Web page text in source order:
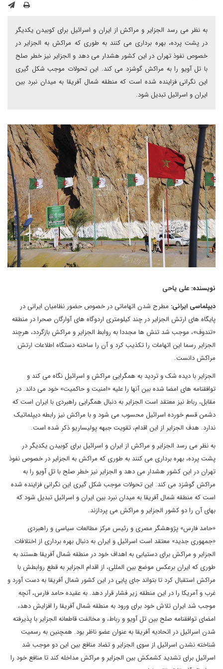
به نظر می رسد الجزایر و مراکش از ایران و اسرائیل برای کوبیدن یکدیگر
در پشت پرده، بهره برداری می کنند به طوری که مراکش به الجزایر در
خصوص نفوذ تهران در این کشور هشدار می دهد و الجزایر نیز خطر صلح
با تل آویو را به مراکش گوشزد می کند. این تحولات موجب شکل گیری
این نگرانی فزاینده شده است که منطقه شمال آفریقا به میدان نبرد بین
ایران و اسرائیل تبدیل شود.
نویسنده: علی یاحی
دیپلماسی ایرانی: مطرح شدن اتهاماتی در خصوص حضور نظامیان ایرانی در
پایگاه های ارتش الجزایر در چند کیلومتری اردوگاه های آوارگان صحرا در منطقه
«تندوف»، موجب شد تنش ها مجددا به روابط الجزایر و مراکش بازگردد، هرچند
الجزایر رسما این اتهامات را تکذیب کرد و آن را ساخته دستگاه اطلاعات ارتش
مراکش دانست.
الجزایر با دیده شک و تردید به همگرایی مراکش و اسرائیل نگاه می کند و
توافقنامه های امضا شده بین آنها را علیه «امنیت و حاکمیت» خود می داند. در
مقابل، رباط نیز معتقد است الجزایر به دنبال همگرایی راهبردی با ایران است که
دشمن قسم خورده اسرائیل محسوب می شود و با مراکش نیز رابطه دیپلماتیک
ندارد. هدف الجزایر از این اقدام، تقویت جبهه پولیساریو ذکر شده است.
به نظر می رسد الجزایر و مراکش از ایران و اسرائیل برای کوبیدن یکدیگر در
پشت پرده، بهره برداری می کنند به طوری که مراکش به الجزایر در خصوص نفوذ
تهران در این کشور هشدار می دهد و الجزایر نیز خطر صلح با تل آویو را به
مراکش گوشزد می کند. این تحولات موجب شکل گیری این نگرانی فزاینده شده
است که منطقه شمال آفریقا به میدان نبرد بین ایران و اسرائیل تبدیل شود که
بهای آن را دو کشور الجزایر و مراکش می پردازند.
«حامد فارس» پژوهشگر مصری و رئیس مرکز مطالعات سیاسی و راهبردی
«جمهوری جدید» معتقد است اسرائیل و ایران به دنبال بهره برداری از اختلافات
الجزایر و مراکش برای دستیابی به اهداف خود در منطقه شمال آفریقا هستند به
طوری که ایران برعکس موضع بین المللی، از اقدام الجزایر به قطع روابطش با
مراکش استقبال کرد تا بتواند جای پایی در این کشور شمال آفریقا به دست آورد و
غرب و آمریکا را در این منطقه زیر فشار قرار دهد. به عقیده حامد فارس، آنچه
موجب شد ایران تلاش خود برای ورود به منطقه شمال آفریقا را افزایش دهد،
امضای توافقنامه صلح بین تل آویو و رباط، و مخالفت قاطعانه الجزایر با پذیرفته
شدن اسرائیل در اتحادیه آفریقا به عنوان عضو ناظر بود. همچنین به رسمیت
شناخته نشدن اسرائیل از سوی الجزایر و تضاد منافع بین این دو موجب شد
اسرائیل برای تشدید کشمکش بین الجزایر و مراکش مداخله کند تا منافع خود را